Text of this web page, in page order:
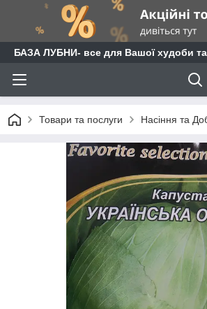
БАЗА ЛУБНИ- все для Вашої худоби та
Товари та послуги Насіння та